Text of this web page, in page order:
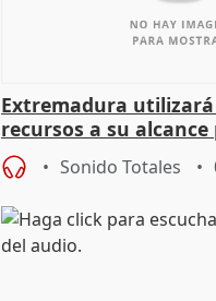
Extremadura
recursos a su
más menores
Sonido Totales